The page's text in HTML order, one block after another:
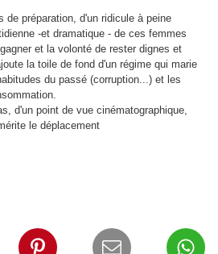
de préparation, d'un ridicule à peine
-et dramatique - de ces femmes
et la volonté de rester dignes et
la toile de fond d'un régime qui marie
du passé (corruption...) et les
d'un point de vue cinématographique,
le déplacement